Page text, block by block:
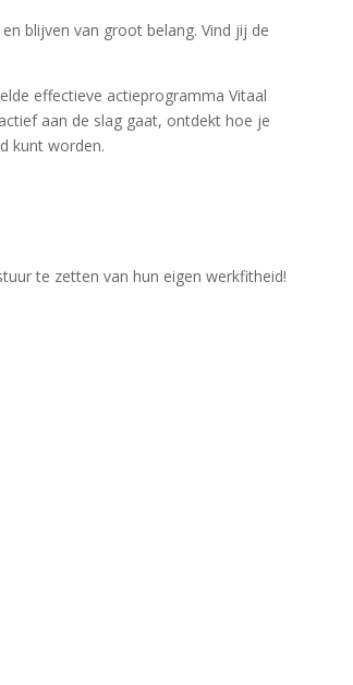
blijven van groot belang. Vind jij de
effectieve actieprogramma Vitaal
aan de slag gaat, ontdekt hoe je
kunt worden.
te zetten van hun eigen werkfitheid!